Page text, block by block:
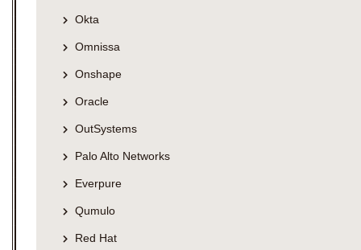
Okta
Omnissa
Onshape
Oracle
OutSystems
Palo Alto Networks
Everpure
Qumulo
Red Hat